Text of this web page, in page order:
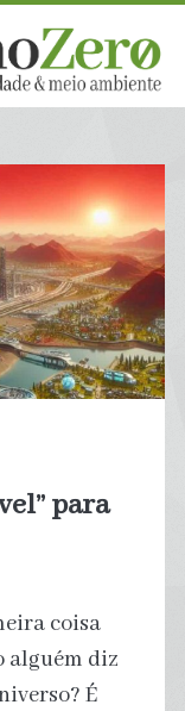
para
coisa
alguém diz
É